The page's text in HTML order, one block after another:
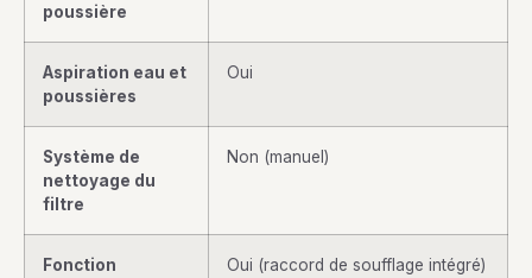
poussière
Aspiration eau et
poussières
Oui
Système de
nettoyage du
filtre
Non (manuel)
Fonction
Oui (raccord de soufflage intégré)